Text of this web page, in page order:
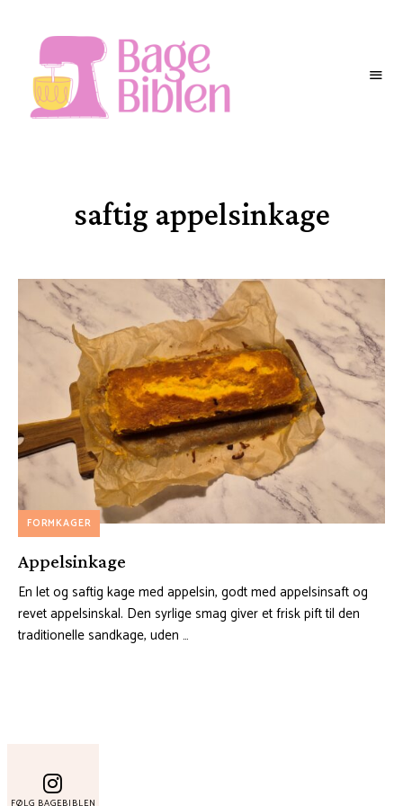
saftig appelsinkage
FORMKAGER
Appelsinkage
En let og saftig kage med appelsin, godt med appelsinsaft og
revet appelsinskal. Den syrlige smag giver et frisk pift til den
traditionelle sandkage, uden …